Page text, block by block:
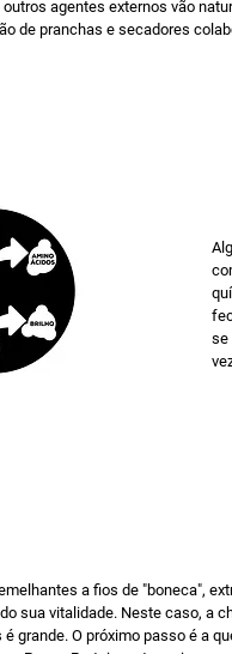
outros agentes externos vão
de pranchas e secadores
se
a fios de "boneca",
sua vitalidade. Neste caso, a
grande. O próximo passo é a